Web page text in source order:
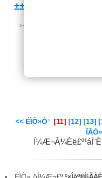
×÷Õß£ºØýÃû | À´Ô´£º
<< ÉÏÒ»Ò³ [11] [12] [13]